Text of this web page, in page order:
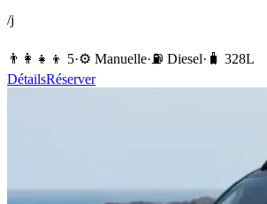
/j
👨‍👩‍👧‍👦 5·⚙️ Manuelle·⛽️ Diesel· 🧳 328L
DétailsRéserver